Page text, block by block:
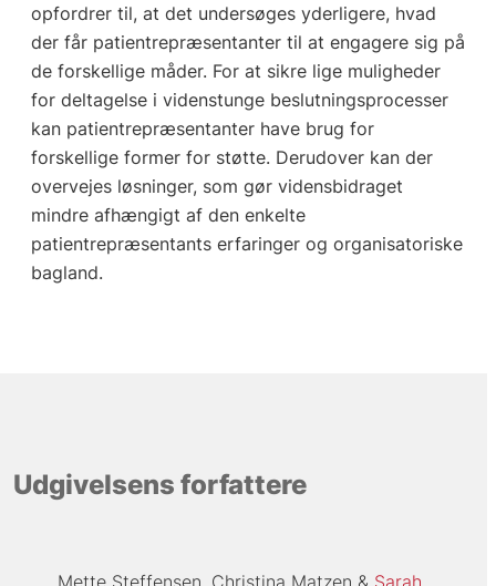
opfordrer til, at det undersøges yderligere, hvad
der får patientrepræsentanter til at engagere sig på
de forskellige måder. For at sikre lige muligheder
for deltagelse i videnstunge beslutningsprocesser
kan patientrepræsentanter have brug for
forskellige former for støtte. Derudover kan der
overvejes løsninger, som gør vidensbidraget
mindre afhængigt af den enkelte
patientrepræsentants erfaringer og organisatoriske
bagland.
Udgivelsens forfattere
Mette Steffensen Christina Matzen Sarah